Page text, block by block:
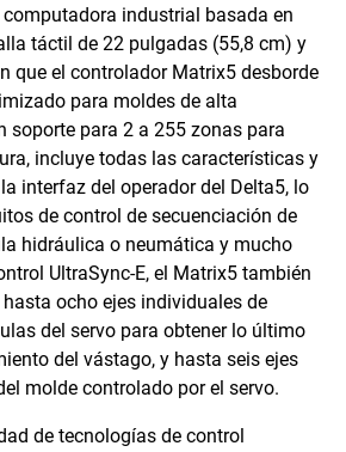
industrial basada en
táctil de 22 pulgadas (55,8 cm) y
que el controlador Matrix5 desborde
para moldes de alta
soporte para 2 a 255 zonas para
incluye todas las características y
interfaz del operador del Delta5, lo
de control de secuenciación de
hidráulica o neumática y mucho
UltraSync-E, el Matrix5 también
ocho ejes individuales de
del servo para obtener lo último
del vástago, y hasta seis ejes
molde controlado por el servo.
de tecnologías de control